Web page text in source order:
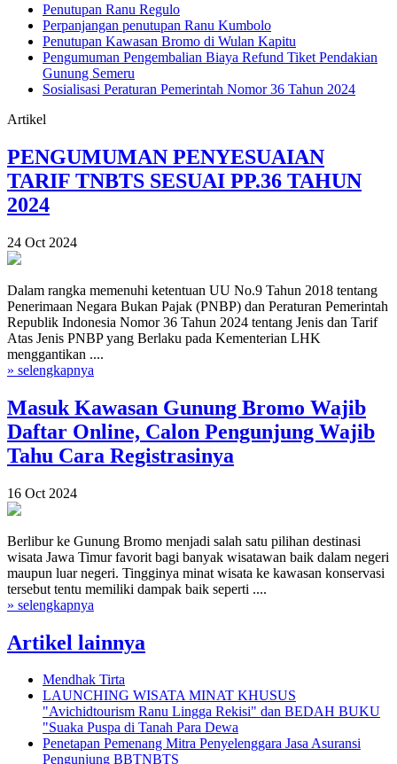
Penutupan Ranu Regulo
Perpanjangan penutupan Ranu Kumbolo
Penutupan Kawasan Bromo di Wulan Kapitu
Pengumuman Pengembalian Biaya Refund Tiket Pendakian
Gunung Semeru
Sosialisasi Peraturan Pemerintah Nomor 36 Tahun 2024
Artikel
PENGUMUMAN PENYESUAIAN
TARIF TNBTS SESUAI PP.36 TAHUN
2024
24 Oct 2024
Dalam rangka memenuhi ketentuan UU No.9 Tahun 2018 tentang
Penerimaan Negara Bukan Pajak (PNBP) dan Peraturan Pemerintah
Republik Indonesia Nomor 36 Tahun 2024 tentang Jenis dan Tarif
Atas Jenis PNBP yang Berlaku pada Kementerian LHK
menggantikan ....
» selengkapnya
Masuk Kawasan Gunung Bromo Wajib
Daftar Online, Calon Pengunjung Wajib
Tahu Cara Registrasinya
16 Oct 2024
Berlibur ke Gunung Bromo menjadi salah satu pilihan destinasi
wisata Jawa Timur favorit bagi banyak wisatawan baik dalam negeri
maupun luar negeri. Tingginya minat wisata ke kawasan konservasi
tersebut tentu memiliki dampak baik seperti ....
» selengkapnya
Artikel lainnya
Mendhak Tirta
LAUNCHING WISATA MINAT KHUSUS
"Avichidtourism Ranu Lingga Rekisi" dan BEDAH BUKU
"Suaka Puspa di Tanah Para Dewa
Penetapan Pemenang Mitra Penyelenggara Jasa Asuransi
Pengunjung BBTNBTS